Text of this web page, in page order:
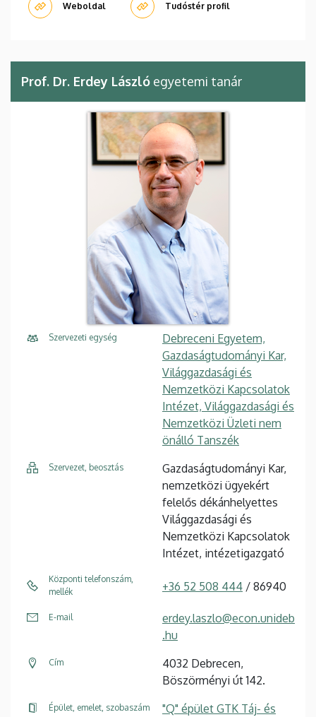
Weboldal Tudóstér profil
Prof. Dr. Erdey László egyetemi tanár
Szervezeti egység
Debreceni Egyetem,
Gazdaságtudományi Kar,
Világgazdasági és
Nemzetközi Kapcsolatok
Intézet, Világgazdasági és
Nemzetközi Üzleti nem
önálló Tanszék
Szervezet, beosztás
Gazdaságtudományi Kar,
nemzetközi ügyekért
felelős dékánhelyettes
Világgazdasági és
Nemzetközi Kapcsolatok
Intézet, intézetigazgató
Központi telefonszám,
mellék
+36 52 508 444 / 86940
E-mail
erdey.laszlo@econ.unideb
.hu
Cím
4032 Debrecen,
Böszörményi út 142.
Épület, emelet, szobaszám "Q" épület GTK Táj- és